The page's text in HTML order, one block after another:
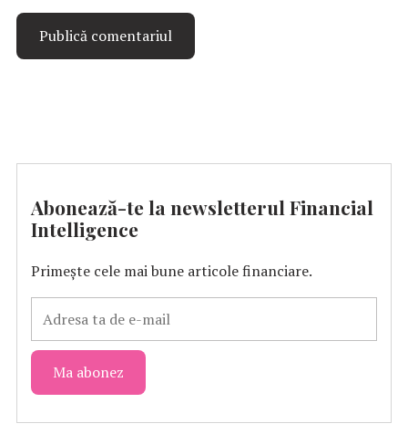
Abonează-te la newsletterul Financial
Intelligence
Primește cele mai bune articole financiare.